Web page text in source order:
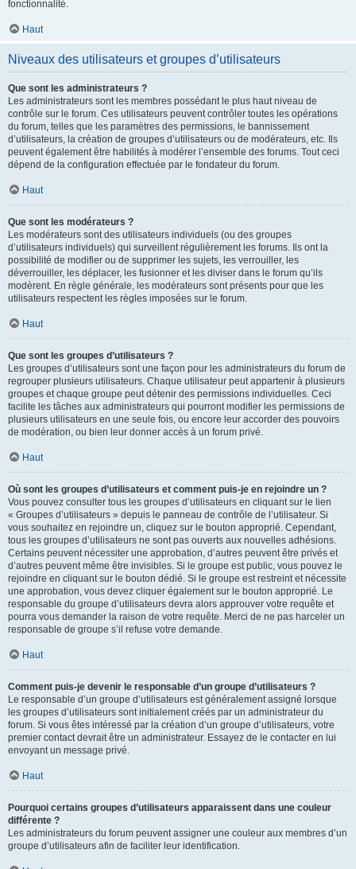
fonctionnalité.
Haut
Niveaux des utilisateurs et groupes d’utilisateurs
Que sont les administrateurs ?
Les administrateurs sont les membres possédant le plus haut niveau de
contrôle sur le forum. Ces utilisateurs peuvent contrôler toutes les opérations
du forum, telles que les paramètres des permissions, le bannissement
d’utilisateurs, la création de groupes d’utilisateurs ou de modérateurs, etc. Ils
peuvent également être habilités à modérer l’ensemble des forums. Tout ceci
dépend de la configuration effectuée par le fondateur du forum.
Haut
Que sont les modérateurs ?
Les modérateurs sont des utilisateurs individuels (ou des groupes
d’utilisateurs individuels) qui surveillent régulièrement les forums. Ils ont la
possibilité de modifier ou de supprimer les sujets, les verrouiller, les
déverrouiller, les déplacer, les fusionner et les diviser dans le forum qu’ils
modèrent. En règle générale, les modérateurs sont présents pour que les
utilisateurs respectent les règles imposées sur le forum.
Haut
Que sont les groupes d’utilisateurs ?
Les groupes d’utilisateurs sont une façon pour les administrateurs du forum de
regrouper plusieurs utilisateurs. Chaque utilisateur peut appartenir à plusieurs
groupes et chaque groupe peut détenir des permissions individuelles. Ceci
facilite les tâches aux administrateurs qui pourront modifier les permissions de
plusieurs utilisateurs en une seule fois, ou encore leur accorder des pouvoirs
de modération, ou bien leur donner accès à un forum privé.
Haut
Où sont les groupes d’utilisateurs et comment puis-je en rejoindre un ?
Vous pouvez consulter tous les groupes d’utilisateurs en cliquant sur le lien
« Groupes d’utilisateurs » depuis le panneau de contrôle de l’utilisateur. Si
vous souhaitez en rejoindre un, cliquez sur le bouton approprié. Cependant,
tous les groupes d’utilisateurs ne sont pas ouverts aux nouvelles adhésions.
Certains peuvent nécessiter une approbation, d’autres peuvent être privés et
d’autres peuvent même être invisibles. Si le groupe est public, vous pouvez le
rejoindre en cliquant sur le bouton dédié. Si le groupe est restreint et nécessite
une approbation, vous devez cliquer également sur le bouton approprié. Le
responsable du groupe d’utilisateurs devra alors approuver votre requête et
pourra vous demander la raison de votre requête. Merci de ne pas harceler un
responsable de groupe s’il refuse votre demande.
Haut
Comment puis-je devenir le responsable d’un groupe d’utilisateurs ?
Le responsable d’un groupe d’utilisateurs est généralement assigné lorsque
les groupes d’utilisateurs sont initialement créés par un administrateur du
forum. Si vous êtes intéressé par la création d’un groupe d’utilisateurs, votre
premier contact devrait être un administrateur. Essayez de le contacter en lui
envoyant un message privé.
Haut
Pourquoi certains groupes d’utilisateurs apparaissent dans une couleur
différente ?
Les administrateurs du forum peuvent assigner une couleur aux membres d’un
groupe d’utilisateurs afin de faciliter leur identification.